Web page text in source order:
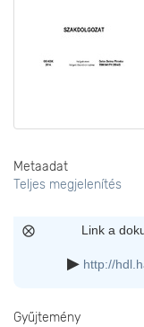
Metaadat
Teljes megjelenítés
Link a
http://
Gyűjtemény